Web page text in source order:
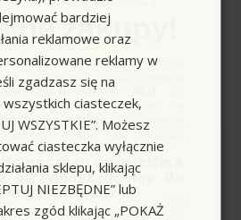
40
101
bardziej
reklamowe oraz
reklamy w
zgadzasz się na
ciasteczek,
WSZYSTKIE”. Możesz
ciasteczka wyłącznie
sklepu, klikając
NIEZBĘDNE” lub
zgód klikając „POKAŻ
zakupy!
załóż konto i dokonaj
W ramach podziękowania
o wartości
kolejnym zamówieniu w
wartość zamówienia
rabatu). Kod nie łączy
rabatowymi.
do naszego newslettera
otrzymasz dostęp do
ofert i rabatów.